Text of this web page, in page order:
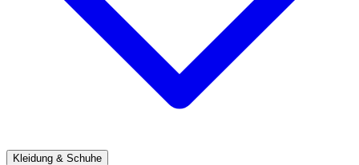
Kleidung & Schuhe